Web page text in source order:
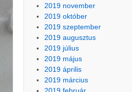
2019 november
2019 október
2019 szeptember
2019 augusztus
2019 július
2019 május
2019 április
2019 március